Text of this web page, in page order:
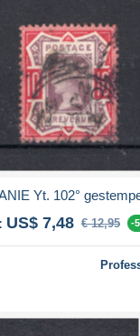
Yt. 102°
US$ 7,48 € 12,95 -